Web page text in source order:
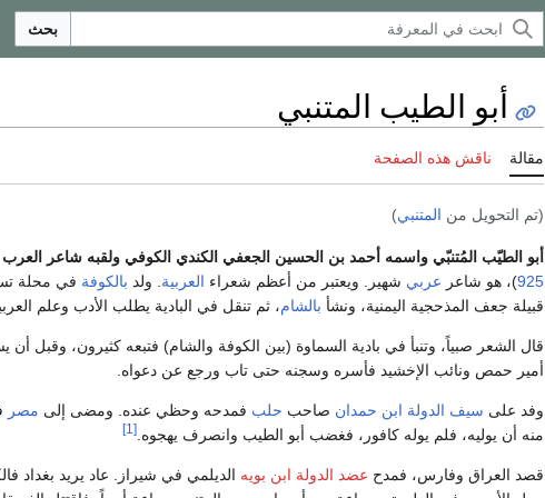
بحث
أبو الطيب المتنبي
مقالة ناقش هذه الصفحة
(تم التحويل من المتنبي)
أبو الطيّب المُتنبّي واسمه أحمد بن الحسين الجعفي الكندي الكوفي ولقبه شاعر العرب
925)، هو شاعر عربي شهير. ويعتبر من أعظم شعراء العربية . ولد بالكوفة في محلة
قبيلة جعف المذحجية اليمنية، ونشأ بالشام، ثم تنقل في البادية يطلب الأدب وعلم
قال الشعر صبياً، وتنبأ في بادية السماوة (بين الكوفة والشام) فتبعه كثيرون، وقبل أن
أمير حمص ونائب الإخشيد فأسره وسجنه حتى تاب ورجع عن دعواه.
وفد على سيف الدولة ابن حمدان صاحب حلب فمدحه وحظي عنده. ومضى إلى مصر
منه أن يوليه، فلم يوله كافور، فغضب أبو الطيب وانصرف يهجوه. [1]
قصد العراق وفارس، فمدح عضد الدولة ابن بويه الديلمي في شيراز. عاد يريد بغداد